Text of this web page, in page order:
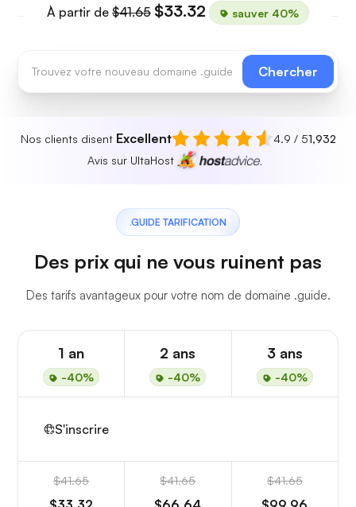
À partir de $41.65 $33.32 sauver 40%
Chercher
Nos clients disent Excellent 4.9 / 51,932
Avis sur UltaHost
.GUIDE TARIFICATION
Des prix qui ne vous ruinent pas
Des tarifs avantageux pour votre nom de domaine .guide.
1 an
-40%
2 ans
-40%
3 ans
-40%
S'inscrire
$41.65 $41.65 $41.65